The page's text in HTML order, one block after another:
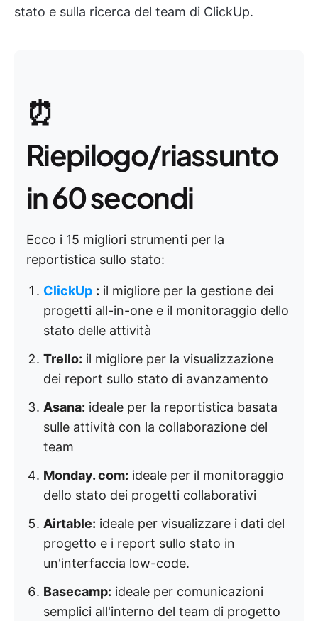
stato e sulla ricerca del team di ClickUp.
⏰
Riepilogo/riassunto
in 60 secondi
Ecco i 15 migliori strumenti per la
reportistica sullo stato:
ClickUp : il migliore per la gestione dei
progetti all-in-one e il monitoraggio dello
stato delle attività
Trello: il migliore per la visualizzazione
dei report sullo stato di avanzamento
Asana: ideale per la reportistica basata
sulle attività con la collaborazione del
team
Monday. com: ideale per il monitoraggio
dello stato dei progetti collaborativi
Airtable: ideale per visualizzare i dati del
progetto e i report sullo stato in
un'interfaccia low-code.
Basecamp: ideale per comunicazioni
semplici all'interno del team di progetto